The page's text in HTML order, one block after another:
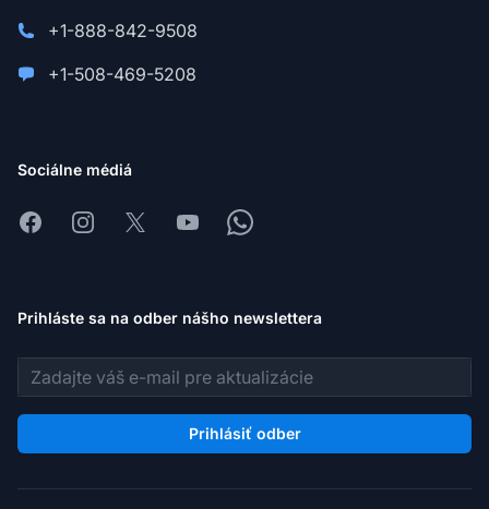
+1-888-842-9508
+1-508-469-5208
Sociálne médiá
FacebookInstagram
X YoutubeWhatsapp
Prihláste sa na odber nášho newslettera
E-mailová adresa
Prihlásiť odber